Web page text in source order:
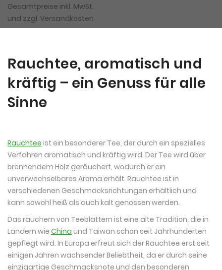
Gesamtpreise inkl. MwSt.
und zzgl. Versandkosten
Rauchtee, aromatisch und
kräftig – ein Genuss für alle
Sinne
Rauchtee ist ein besonderer Tee, der durch ein spezielles
Verfahren aromatisch und kräftig wird. Der Tee wird über
brennendem Holz geräuchert, wodurch er ein
unverwechselbares Aroma erhält. Rauchtee ist in
verschiedenen Geschmacksrichtungen erhältlich und
kann sowohl heiß als auch kalt genossen werden.
Das räuchern von Teeblättern ist eine alte Tradition, die in
Ländern wie China und Taiwan schon seit Jahrhunderten
gepflegt wird. In Europa erfreut sich der Rauchtee erst seit
einigen Jahren wachsender Beliebtheit, da er durch seine
einzigartige Geschmacksnote und den besonderen